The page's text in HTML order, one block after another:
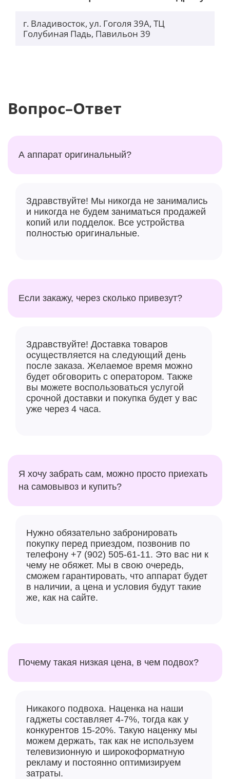
г. Владивосток, ул. Гоголя 39А, ТЦ
Голубиная Падь, Павильон 39
Вопрос–Ответ
А аппарат оригинальный?
Здравствуйте! Мы никогда не занимались
и никогда не будем заниматься продажей
копий или подделок. Все устройства
полностью оригинальные.
Если закажу, через сколько привезут?
Здравствуйте! Доставка товаров
осуществляется на следующий день
после заказа. Желаемое время можно
будет обговорить с оператором. Также
вы можете воспользоваться услугой
срочной доставки и покупка будет у вас
уже через 4 часа.
Я хочу забрать сам, можно просто приехать
на самовывоз и купить?
Нужно обязательно забронировать
покупку перед приездом, позвонив по
телефону +7 (902) 505-61-11. Это вас ни к
чему не обяжет. Мы в свою очередь,
сможем гарантировать, что аппарат будет
в наличии, а цена и условия будут такие
же, как на сайте.
Почему такая низкая цена, в чем подвох?
Никакого подвоха. Наценка на наши
гаджеты составляет 4-7%, тогда как у
конкурентов 15-20%. Такую наценку мы
можем держать, так как не используем
телевизионную и широкоформатную
рекламу и постоянно оптимизируем
затраты.